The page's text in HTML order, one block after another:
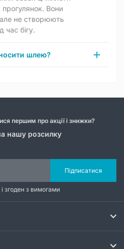
Вони
але не створюють
час бігу.
шлею?
першим про акції і знижки?
нашу розсилку
Підписатися
і згоден з вимогами